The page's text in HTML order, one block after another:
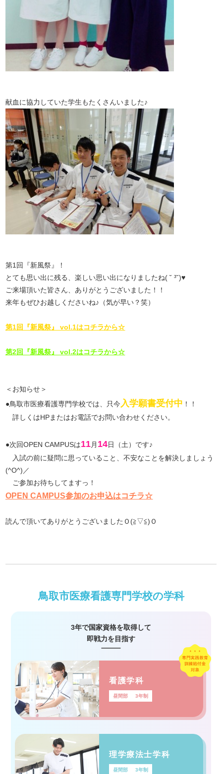
献血に協力していた学生もたくさんいました♪
第1回『新風祭』！
とても思い出に残る、楽しい思い出になりましたね( ˘ ³˘)♥
ご来場頂いた皆さん、ありがとうございました！！
来年もぜひお越しくださいね♪（気が早い？笑）
第1回『新風祭』 vol.1はコチラから☆
第2回『新風祭』 vol.2はコチラから☆
＜お知らせ＞
●鳥取市医療看護専門学校では、只今入学願書受付中 ！！
詳しくはHPまたはお電話でお問い合わせください。
●次回OPEN CAMPUSは11月 14日（土）です♪
入試の前に疑問に思っていること、不安なことを解決しましょう
(^O^)／
ご参加お待ちしてますっ！
OPEN CAMPUS参加のお申込はコチラ☆
読んで頂いてありがとうございましたＯ(≧▽≦)Ｏ
鳥取市医療看護専門学校の学科
3年で国家資格を取得して
即戦力を目指す
看護学科
昼間部 3年制
理学療法士学科
昼間部 3年制